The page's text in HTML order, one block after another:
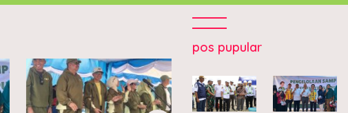
pos pupular